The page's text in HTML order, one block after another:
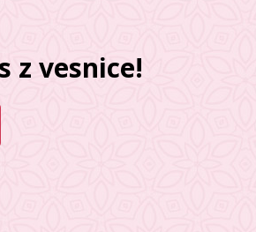
z vesnice!